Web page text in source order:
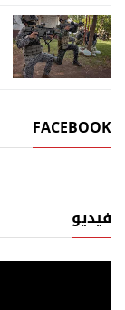
FACEBOOK
فيديو